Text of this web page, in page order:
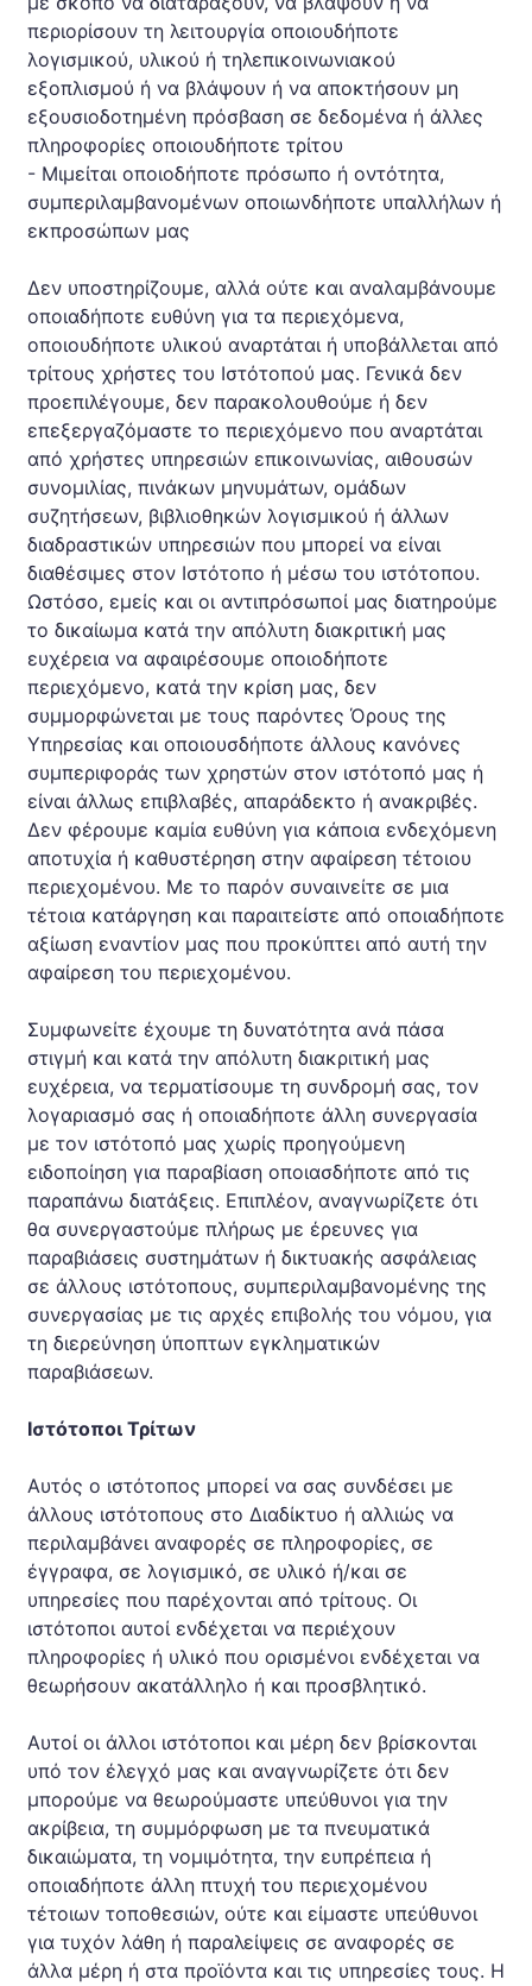
περιορίσουν τη λειτουργία οποιουδήποτε
λογισμικού, υλικού ή τηλεπικοινωνιακού
εξοπλισμού ή να βλάψουν ή να αποκτήσουν μη
εξουσιοδοτημένη πρόσβαση σε δεδομένα ή άλλες
πληροφορίες οποιουδήποτε τρίτου
- Μιμείται οποιοδήποτε πρόσωπο ή οντότητα,
συμπεριλαμβανομένων οποιωνδήποτε υπαλλήλων ή
εκπροσώπων μας
Δεν υποστηρίζουμε, αλλά ούτε και αναλαμβάνουμε
οποιαδήποτε ευθύνη για τα περιεχόμενα,
οποιουδήποτε υλικού αναρτάται ή υποβάλλεται από
τρίτους χρήστες του Ιστότοπού μας. Γενικά δεν
προεπιλέγουμε, δεν παρακολουθούμε ή δεν
επεξεργαζόμαστε το περιεχόμενο που αναρτάται
από χρήστες υπηρεσιών επικοινωνίας, αιθουσών
συνομιλίας, πινάκων μηνυμάτων, ομάδων
συζητήσεων, βιβλιοθηκών λογισμικού ή άλλων
διαδραστικών υπηρεσιών που μπορεί να είναι
διαθέσιμες στον Ιστότοπο ή μέσω του ιστότοπου.
Ωστόσο, εμείς και οι αντιπρόσωποί μας διατηρούμε
το δικαίωμα κατά την απόλυτη διακριτική μας
ευχέρεια να αφαιρέσουμε οποιοδήποτε
περιεχόμενο, κατά την κρίση μας, δεν
συμμορφώνεται με τους παρόντες Όρους της
Υπηρεσίας και οποιουσδήποτε άλλους κανόνες
συμπεριφοράς των χρηστών στον ιστότοπό μας ή
είναι άλλως επιβλαβές, απαράδεκτο ή ανακριβές.
Δεν φέρουμε καμία ευθύνη για κάποια ενδεχόμενη
αποτυχία ή καθυστέρηση στην αφαίρεση τέτοιου
περιεχομένου. Με το παρόν συναινείτε σε μια
τέτοια κατάργηση και παραιτείστε από οποιαδήποτε
αξίωση εναντίον μας που προκύπτει από αυτή την
αφαίρεση του περιεχομένου.
Συμφωνείτε έχουμε τη δυνατότητα ανά πάσα
στιγμή και κατά την απόλυτη διακριτική μας
ευχέρεια, να τερματίσουμε τη συνδρομή σας, τον
λογαριασμό σας ή οποιαδήποτε άλλη συνεργασία
με τον ιστότοπό μας χωρίς προηγούμενη
ειδοποίηση για παραβίαση οποιασδήποτε από τις
παραπάνω διατάξεις. Επιπλέον, αναγνωρίζετε ότι
θα συνεργαστούμε πλήρως με έρευνες για
παραβιάσεις συστημάτων ή δικτυακής ασφάλειας
σε άλλους ιστότοπους, συμπεριλαμβανομένης της
συνεργασίας με τις αρχές επιβολής του νόμου, για
τη διερεύνηση ύποπτων εγκληματικών
παραβιάσεων.
Ιστότοποι Τρίτων
Αυτός ο ιστότοπος μπορεί να σας συνδέσει με
άλλους ιστότοπους στο Διαδίκτυο ή αλλιώς να
περιλαμβάνει αναφορές σε πληροφορίες, σε
έγγραφα, σε λογισμικό, σε υλικό ή/και σε
υπηρεσίες που παρέχονται από τρίτους. Οι
ιστότοποι αυτοί ενδέχεται να περιέχουν
πληροφορίες ή υλικό που ορισμένοι ενδέχεται να
θεωρήσουν ακατάλληλο ή και προσβλητικό.
Αυτοί οι άλλοι ιστότοποι και μέρη δεν βρίσκονται
υπό τον έλεγχό μας και αναγνωρίζετε ότι δεν
μπορούμε να θεωρούμαστε υπεύθυνοι για την
ακρίβεια, τη συμμόρφωση με τα πνευματικά
δικαιώματα, τη νομιμότητα, την ευπρέπεια ή
οποιαδήποτε άλλη πτυχή του περιεχομένου
τέτοιων τοποθεσιών, ούτε και είμαστε υπεύθυνοι
για τυχόν λάθη ή παραλείψεις σε αναφορές σε
άλλα μέρη ή στα προϊόντα και τις υπηρεσίες τους. Η